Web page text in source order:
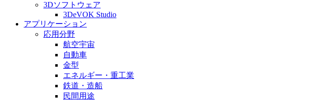
3Dソフトウェア
3DeVOK Studio
アプリケーション
応用分野
航空宇宙
自動車
金型
エネルギー・重工業
鉄道・造船
民間用途